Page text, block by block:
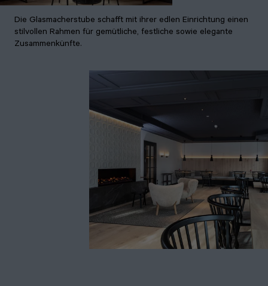
Die Glasmacherstube schafft mit ihrer edlen Einrichtung einen
stilvollen Rahmen für gemütliche, festliche sowie elegante
Zusammenkünfte.